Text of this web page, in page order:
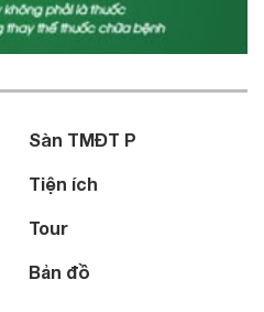
Sàn TMĐT P
Tiện ích
Tour
Bản đồ